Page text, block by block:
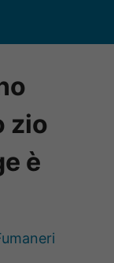
zio
è